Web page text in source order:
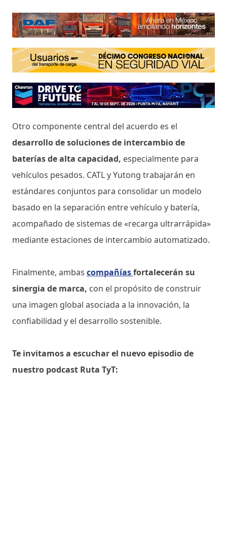
Otro componente central del acuerdo es el
desarrollo de soluciones de intercambio de
baterías de alta capacidad, especialmente para
vehículos pesados. CATL y Yutong trabajarán en
estándares conjuntos para consolidar un modelo
basado en la separación entre vehículo y batería,
acompañado de sistemas de «recarga ultrarrápida»
mediante estaciones de intercambio automatizado.
Finalmente, ambas compañíasfortalecerán su
sinergia de marca, con el propósito de construir
una imagen global asociada a la innovación, la
confiabilidad y el desarrollo sostenible.
Te invitamos a escuchar el nuevo episodio de
nuestro podcast Ruta TyT: